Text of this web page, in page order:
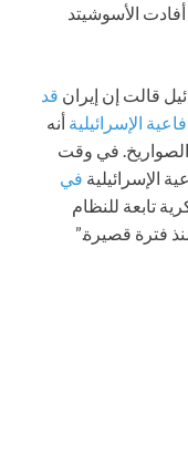
الأسوشيتد
قالت إن إيران قد
الإسرائيلية أنه
في وقت
الإسرائيلية في
تابعة للنظام
فترة قصيرة.”